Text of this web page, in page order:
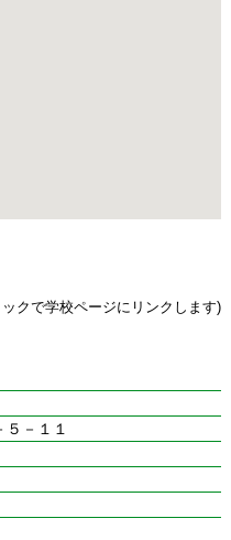
クで学校ページにリンクします)
－１１